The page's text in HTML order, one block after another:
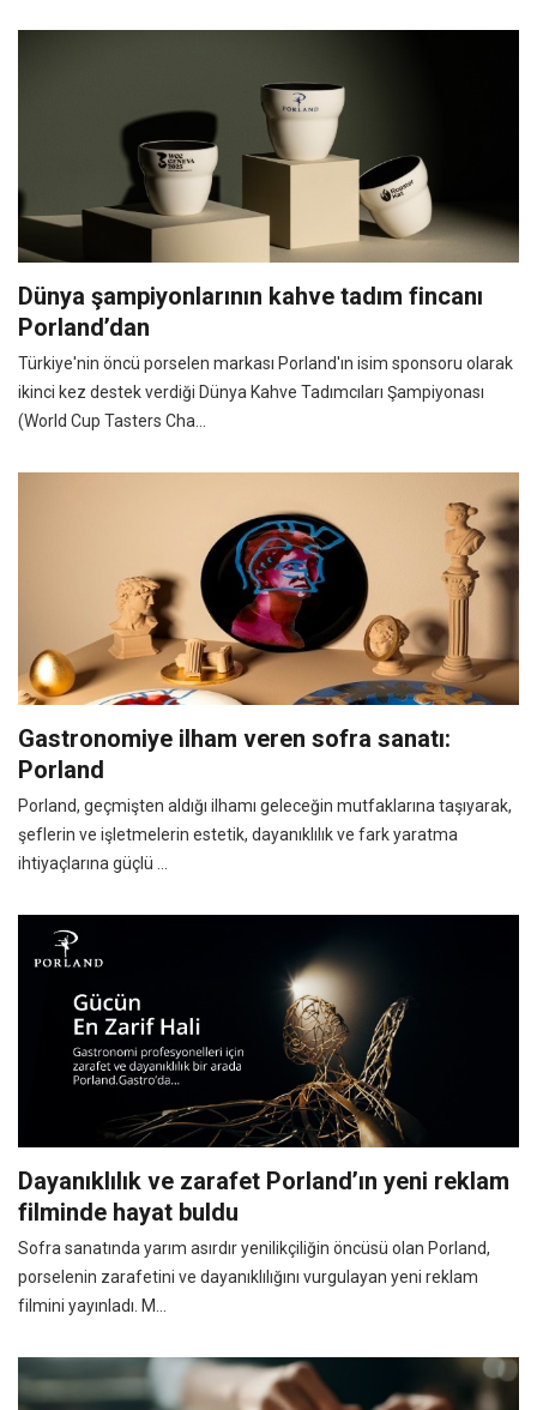
Dünya şampiyonlarının kahve tadım fincanı
Porland’dan
Türkiye'nin öncü porselen markası Porland'ın isim sponsoru olarak
ikinci kez destek verdiği Dünya Kahve Tadımcıları Şampiyonası
(World Cup Tasters Cha...
Gastronomiye ilham veren sofra sanatı:
Porland
Porland, geçmişten aldığı ilhamı geleceğin mutfaklarına taşıyarak,
şeflerin ve işletmelerin estetik, dayanıklılık ve fark yaratma
ihtiyaçlarına güçlü ...
Dayanıklılık ve zarafet Porland’ın yeni reklam
filminde hayat buldu
Sofra sanatında yarım asırdır yenilikçiliğin öncüsü olan Porland,
porselenin zarafetini ve dayanıklılığını vurgulayan yeni reklam
filmini yayınladı. M...